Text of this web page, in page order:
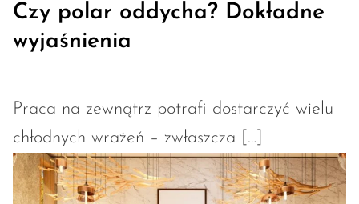
Czy polar oddycha? Dokładne
wyjaśnienia
Praca na zewnątrz potrafi dostarczyć wielu
chłodnych wrażeń – zwłaszcza […]